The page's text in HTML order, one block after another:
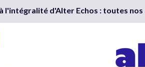
l'intégralité d'Alter Echos : toutes